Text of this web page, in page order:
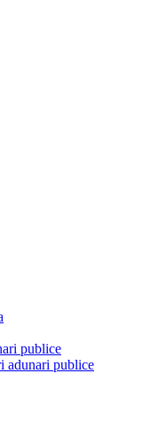
publice
adunari publice